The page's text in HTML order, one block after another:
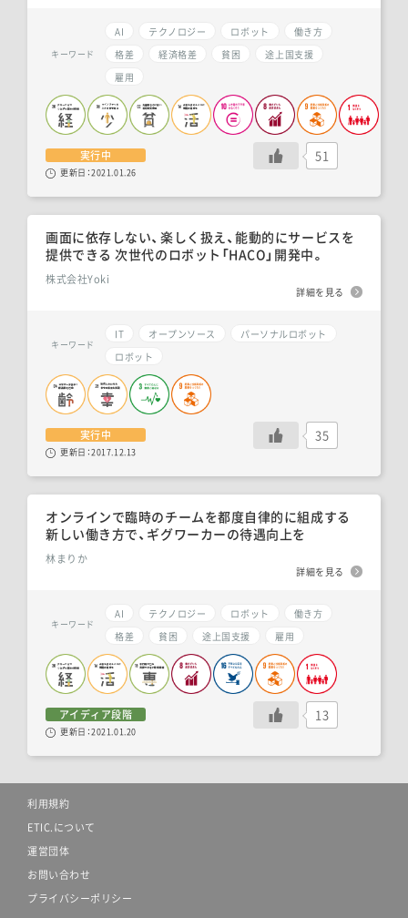
キーワード
AI テクノロジー ロボット
働き方
格差
経済格差 貧困
途上国支援
雇用
実行中
更新日：2021.01.26
51
オンラインで臨時のチームを都度自律的に組成する
新しい働き方で、ギグワーカーの待遇向上を
林まりか
詳細を見る
キーワード
AI テクノロジー ロボット
働き方
格差
貧困 途上国支援 雇用
アイディア段階
更新日：2021.01.20
13
画面に依存しない、楽しく扱え、能動的にサービスを
提供できる 次世代のロボット「HACO」開発中。
株式会社Yoki
詳細を見る
キーワード
IT オープンソース
パーソナルロボット
ロボット
実行中
更新日：2017.12.13
35
利用規約
ETIC.について
運営団体
お問い合わせ
プライバシーポリシー